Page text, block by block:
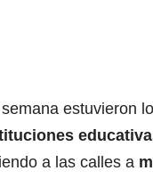
estuvieron
a las calles a